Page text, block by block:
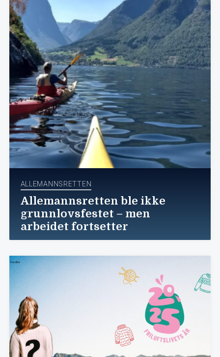
ALLEMANNSRETTEN
Allemannsretten ble ikke
grunnlovsfestet – men
arbeidet fortsetter